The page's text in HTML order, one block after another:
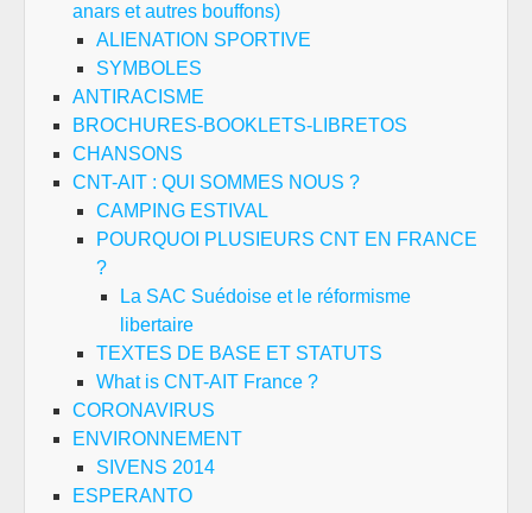
anars et autres bouffons)
ALIENATION SPORTIVE
SYMBOLES
ANTIRACISME
BROCHURES-BOOKLETS-LIBRETOS
CHANSONS
CNT-AIT : QUI SOMMES NOUS ?
CAMPING ESTIVAL
POURQUOI PLUSIEURS CNT EN FRANCE
?
La SAC Suédoise et le réformisme
libertaire
TEXTES DE BASE ET STATUTS
What is CNT-AIT France ?
CORONAVIRUS
ENVIRONNEMENT
SIVENS 2014
ESPERANTO